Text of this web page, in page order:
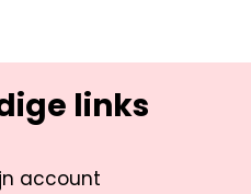
links
account